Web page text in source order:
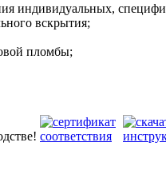
индивидуальных,
вскрытия;
пломбы;